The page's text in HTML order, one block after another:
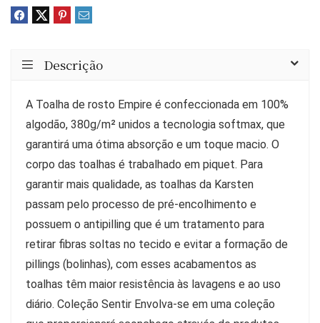
Descrição
A Toalha de rosto Empire é confeccionada em 100%
algodão, 380g/m² unidos a tecnologia softmax, que
garantirá uma ótima absorção e um toque macio. O
corpo das toalhas é trabalhado em piquet. Para
garantir mais qualidade, as toalhas da Karsten
passam pelo processo de pré-encolhimento e
possuem o antipilling que é um tratamento para
retirar fibras soltas no tecido e evitar a formação de
pillings (bolinhas), com esses acabamentos as
toalhas têm maior resistência às lavagens e ao uso
diário. Coleção Sentir Envolva-se em uma coleção